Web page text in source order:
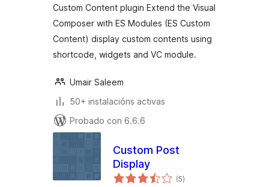
Custom Content plugin Extend the Visual
Composer with ES Modules (ES Custom
Content) display custom contents using
shortcode, widgets and VC module.
Umair Saleem
50+ instalacións activas
Probado con 6.6.6
Custom Post
Display
(5valoracións
totais
)